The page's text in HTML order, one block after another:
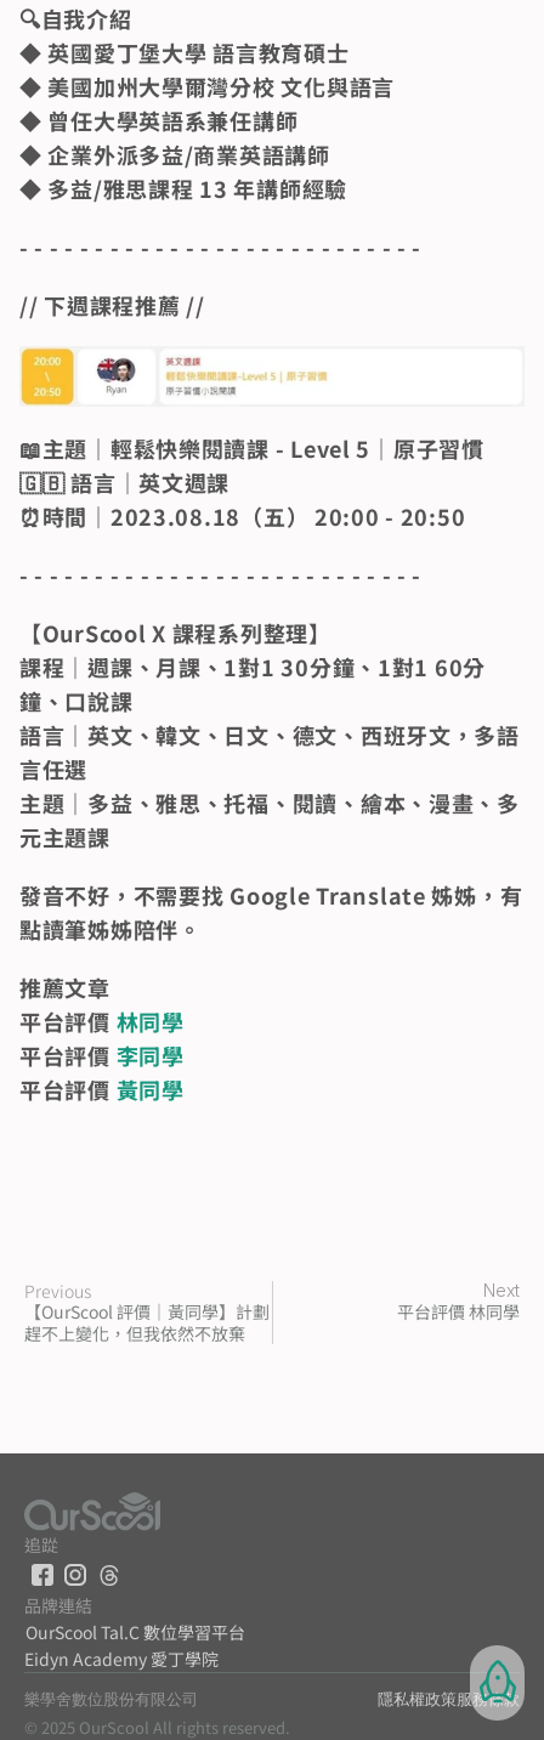
🔍️自我介紹
◆ 英國愛丁堡大學 語言教育碩士
◆ 美國加州大學爾灣分校 文化與語言
◆ 曾任大學英語系兼任講師
◆ 企業外派多益/商業英語講師
◆ 多益/雅思課程 13 年講師經驗
- - - - - - - - - - - - - - - - - - - - - - - - - - -
// 下週課程推薦 //
📖主題｜輕鬆快樂閱讀課 - Level 5｜原子習慣
🇬🇧 語言｜英文週課
⏰時間｜2023.08.18（五） 20:00 - 20:50
- - - - - - - - - - - - - - - - - - - - - - - - - - -
【OurScool X 課程系列整理】
課程｜週課、月課、1對1 30分鐘、1對1 60分
鐘、口說課
語言｜英文、韓文、日文、德文、西班牙文，多語
言任選
主題｜多益、雅思、托福、閱讀、繪本、漫畫、多
元主題課
發音不好，不需要找 Google Translate 姊姊，有
點讀筆姊姊陪伴。
推薦文章
平台評價 林同學
平台評價 李同學
平台評價 黃同學
Previous
【OurScool 評價｜黃同學】計劃
趕不上變化，但我依然不放棄
Next
平台評價 林同學
追踨
品牌連結
OurScool Tal.C 數位學習平台
Eidyn Academy 愛丁學院
樂學舍數位股份有限公司 隱私權政策服務條款
© 2025 OurScool All rights reserved.